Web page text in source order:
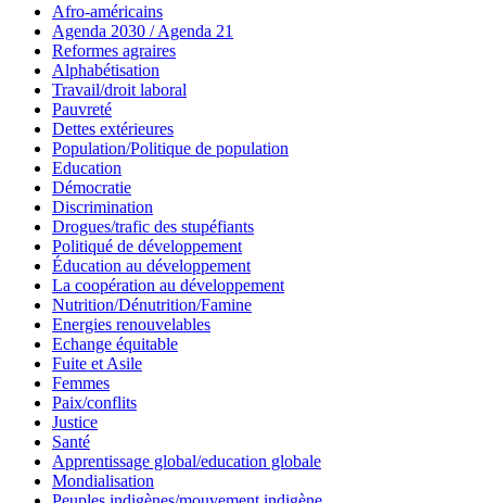
Afro-américains
Agenda 2030 / Agenda 21
Reformes agraires
Alphabétisation
Travail/droit laboral
Pauvreté
Dettes extérieures
Population/Politique de population
Education
Démocratie
Discrimination
Drogues/trafic des stupéfiants
Politiqué de développement
Éducation au développement
La coopération au développement
Nutrition/Dénutrition/Famine
Energies renouvelables
Echange équitable
Fuite et Asile
Femmes
Paix/conflits
Justice
Santé
Apprentissage global/education globale
Mondialisation